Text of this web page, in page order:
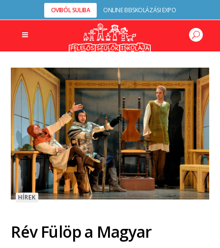
OVIBÓL SULIBA ONLINE BEISKOLÁZÁSI EXPO
HÍREK
Rév Fülöp a Magyar